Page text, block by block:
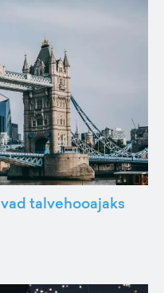
talvehooajaks